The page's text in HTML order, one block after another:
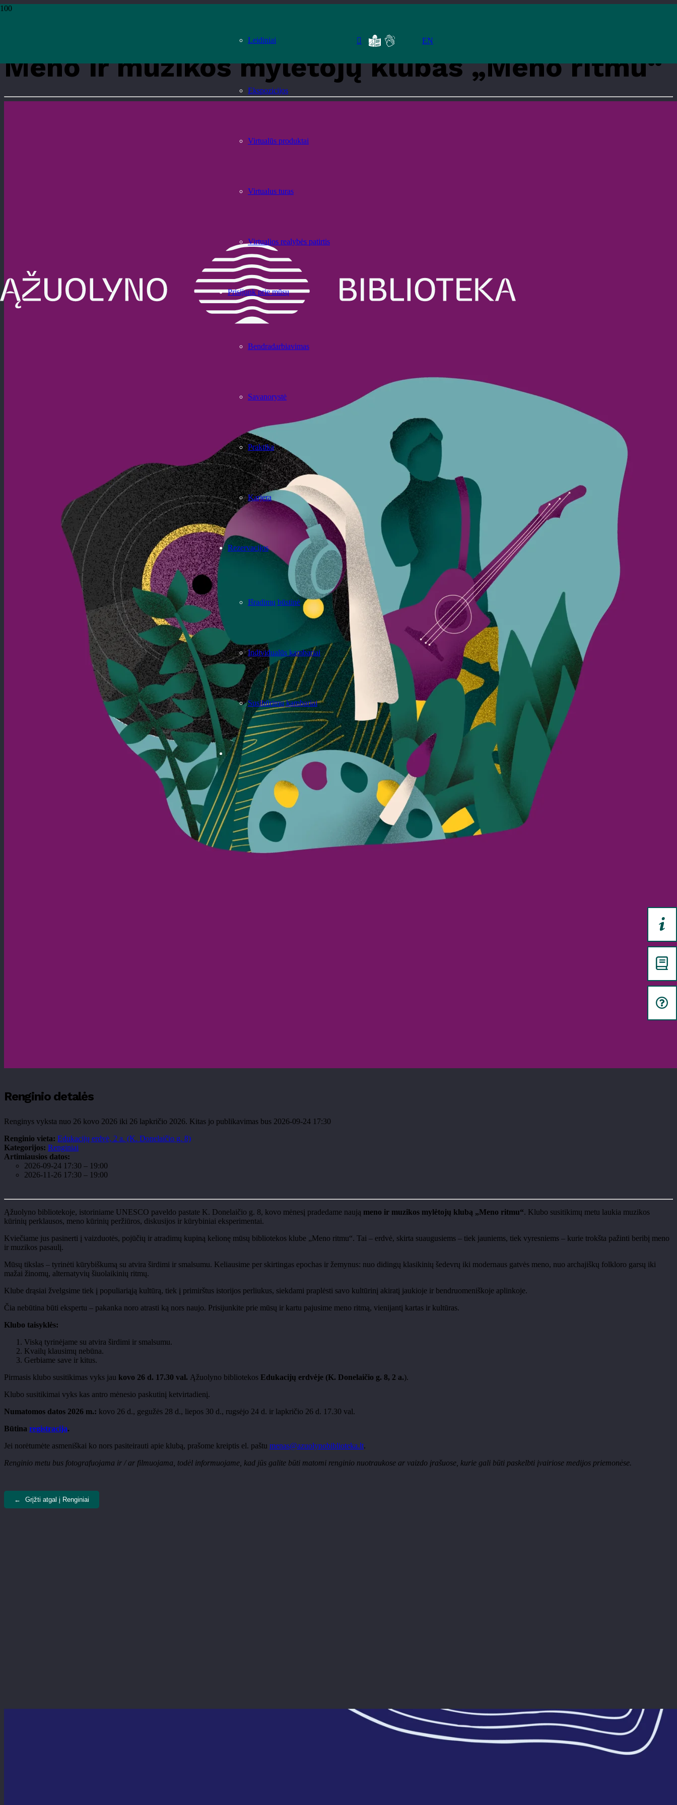
Leidiniai
Ekspozicijos
Virtualūs produktai
Virtualus turas
Virtualios realybės patirtis
Prisijunk prie mūsų
Bendradarbiavimas
Savanorystė
Praktika
Karjera
Rezervacijos
Išradimų būstinė
Individualūs kambariai
Susibūrimų kambariai
EN
Pradžia
Meno ir muzikos mylėtojų klubas „Meno ritmu“
Renginio detalės
Renginys vyksta nuo 26 kovo 2026 iki 26 lapkričio 2026. Kitas jo publikavimas bus 2026-09-24 17:30
Renginio vieta: Edukacijų erdvė, 2 a. (K. Donelaičio g. 8)
Kategorijos: Renginiai
Artimiausios datos:
2026-09-24 17:30 – 19:00
2026-11-26 17:30 – 19:00
Ąžuolyno bibliotekoje, istoriniame UNESCO paveldo pastate K. Donelaičio g. 8, kovo mėnesį pradedame naują meno ir muzikos mylėtojų klubą „Meno ritmu“. Klubo susitikimų metu laukia muzikos
kūrinių perklausos, meno kūrinių peržiūros, diskusijos ir kūrybiniai eksperimentai.
Kviečiame jus pasinerti į vaizduotės, pojūčių ir atradimų kupiną kelionę mūsų bibliotekos klube „Meno ritmu“. Tai – erdvė, skirta suaugusiems – tiek jauniems, tiek vyresniems – kurie trokšta pažinti beribį meno
ir muzikos pasaulį.
Mūsų tikslas – tyrinėti kūrybiškumą su atvira širdimi ir smalsumu. Keliausime per skirtingas epochas ir žemynus: nuo didingų klasikinių šedevrų iki modernaus gatvės meno, nuo archajiškų folkloro garsų iki
mažai žinomų, alternatyvių šiuolaikinių ritmų.
Klube drąsiai žvelgsime tiek į populiariąją kultūrą, tiek į primirštus istorijos perliukus, siekdami praplėsti savo kultūrinį akiratį jaukioje ir bendruomeniškoje aplinkoje.
Čia nebūtina būti ekspertu – pakanka noro atrasti ką nors naujo. Prisijunkite prie mūsų ir kartu pajusime meno ritmą, vienijantį kartas ir kultūras.
Klubo taisyklės:
Viską tyrinėjame su atvira širdimi ir smalsumu.
Kvailų klausimų nebūna.
Gerbiame save ir kitus.
Pirmasis klubo susitikimas vyks jau kovo 26 d. 17.30 val. Ąžuolyno bibliotekos Edukacijų erdvėje (K. Donelaičio g. 8, 2 a.).
Klubo susitikimai vyks kas antro mėnesio paskutinį ketvirtadienį.
Numatomos datos 2026 m.: kovo 26 d., gegužės 28 d., liepos 30 d., rugsėjo 24 d. ir lapkričio 26 d. 17.30 val.
Būtina registracija.
Jei norėtumėte asmeniškai ko nors pasiteirauti apie klubą, prašome kreiptis el. paštu menas@azuolynobiblioteka.lt.
Renginio metu bus fotografuojama ir / ar filmuojama, todėl informuojame, kad jūs galite būti matomi renginio nuotraukose ar vaizdo įrašuose, kurie gali būti paskelbti įvairiose medijos priemonėse.
← Grįžti atgal į Renginiai